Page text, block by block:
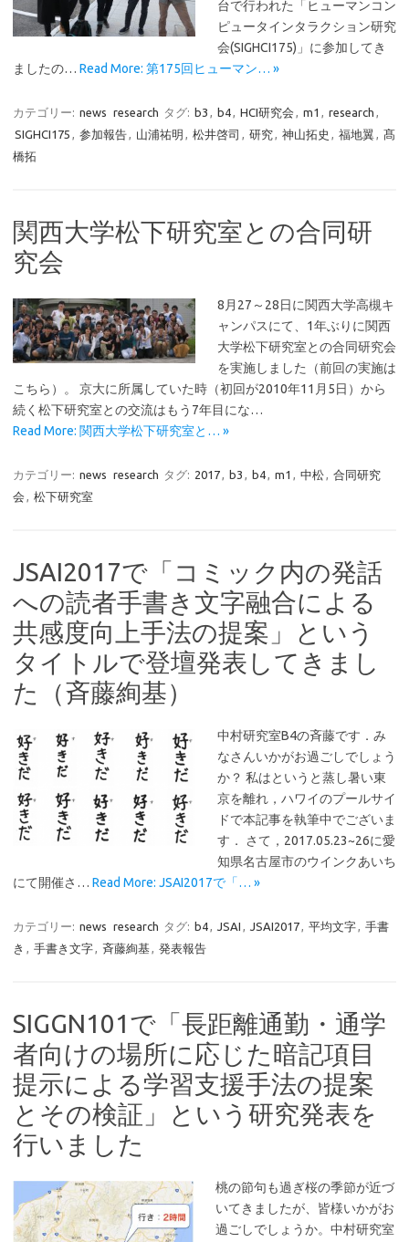
台で行われた「ヒューマンコン
ピュータインタラクション研究
会(SIGHCI175)」に参加してき
ましたの… Read More: 第175回ヒューマン… »
カテゴリー: news research タグ: b3 , b4, HCI研究会 , m1 , research ,
SIGHCI175 , 参加報告, 山浦祐明 , 松井啓司 , 研究, 神山拓史 , 福地翼 , 髙
橋拓
関西大学松下研究室との合同研
究会
8月27～28日に関西大学高槻キ
ャンパスにて、1年ぶりに関西
大学松下研究室との合同研究会
を実施しました（前回の実施は
こちら）。 京大に所属していた時（初回が2010年11月5日）から
続く松下研究室との交流はもう7年目にな…
Read More: 関西大学松下研究室と… »
カテゴリー: news research タグ: 2017, b3 , b4, m1 , 中松, 合同研究
会 , 松下研究室
JSAI2017で「コミック内の発話
への読者手書き文字融合による
共感度向上手法の提案」という
タイトルで登壇発表してきまし
た（斉藤絢基）
中村研究室B4の斉藤です．み
なさんいかがお過ごしでしょう
か？ 私はというと蒸し暑い東
京を離れ，ハワイのプールサイ
ドで本記事を執筆中でございま
す． さて，2017.05.23~26に愛
知県名古屋市のウインクあいち
にて開催さ… Read More: JSAI2017で「… »
カテゴリー: news research タグ: b4, JSAI , JSAI2017, 平均文字, 手書
き , 手書き文字, 斉藤絢基, 発表報告
SIGGN101で「長距離通勤・通学
者向けの場所に応じた暗記項目
提示による学習支援手法の提案
とその検証」という研究発表を
行いました
桃の節句も過ぎ桜の季節が近づ
いてきましたが、皆様いかがお
過ごしでしょうか。中村研究室